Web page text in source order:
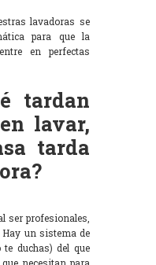
lavadoras se
para que la
en perfectas
tardan
lavar,
tarda
ser profesionales,
Hay un sistema de
te duchas) del que
necesitan para